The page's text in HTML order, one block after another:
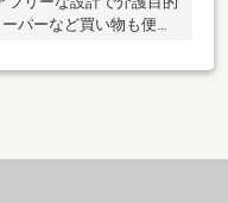
パーなど買い物も便